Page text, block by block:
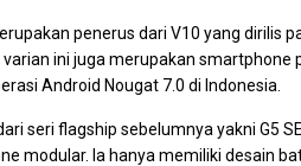
penerus dari V10 yang dirilis
varian ini juga merupakan
Android Nougat 7.0 di Indonesia.
seri flagship sebelumnya yakni G5
modular. Ia hanya memiliki desain